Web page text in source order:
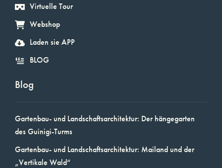
Virtuelle Tour
Webshop
Laden sie APP
BLOG
Blog
Gartenbau- und Landschaftsarchitektur: Der hängegarten
des Guinigi-Turms
Gartenbau- und Landschaftsarchitektur: Mailand und der
„Vertikale Wald“